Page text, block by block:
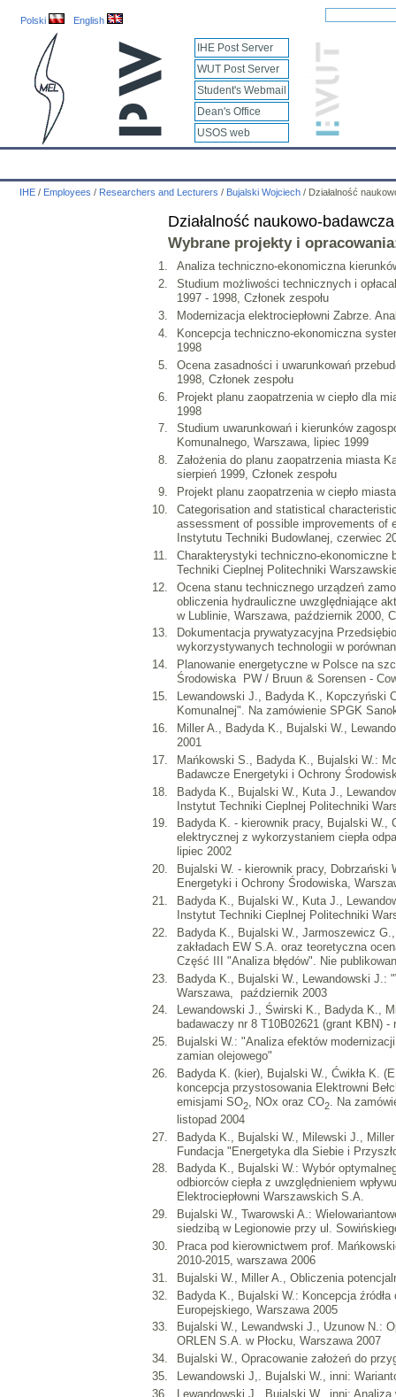
Polski English
IHE Post Server
WUT Post Server
Student's Webmail
Dean's Office
USOS web
IHE / Employees / Researchers and Lecturers / Bujalski Wojciech / Działalność
Działalność naukowo-badawcza
Wybrane projekty i
Analiza techniczno-ekonomiczna
Studium możliwości technicznych i
1997 - 1998, Członek zespołu
Modernizacja elektrociepłowni Zabrze.
Koncepcja techniczno-ekonomiczna
1998
Ocena zasadności i uwarunkowań
1998, Członek zespołu
Projekt planu zaopatrzenia w ciepło dla
1998
Studium uwarunkowań i kierunków
Komunalnego, Warszawa, lipiec 1999
Założenia do planu zaopatrzenia miasta
sierpień 1999, Członek zespołu
Projekt planu zaopatrzenia w ciepło
Categorisation and statistical
assessment of possible improvements of
Instytutu Techniki Budowlanej, czerwiec
Charakterystyki techniczno-ekonomiczne
Techniki Cieplnej Politechniki
Ocena stanu technicznego urządzeń
obliczenia hydrauliczne uwzględniające
w Lublinie, Warszawa, październik 2000,
Dokumentacja prywatyzacyjna
wykorzystywanych technologii w
Planowanie energetyczne w Polsce na
Środowiska PW / Bruun & Sorensen -
Lewandowski J., Badyda K., Kopczyński
Komunalnej". Na zamówienie SPGK
Miller A., Badyda K., Bujalski W.,
2001
Mańkowski S., Badyda K., Bujalski W.:
Badawcze Energetyki i Ochrony
Badyda K., Bujalski W., Kuta J.,
Instytut Techniki Cieplnej Politechniki
Badyda K. - kierownik pracy, Bujalski W.,
elektrycznej z wykorzystaniem ciepła
lipiec 2002
Bujalski W. - kierownik pracy, Dobrzański
Energetyki i Ochrony Środowiska,
Badyda K., Bujalski W., Kuta J.,
Instytut Techniki Cieplnej Politechniki
Badyda K., Bujalski W., Jarmoszewicz
zakładach EW S.A. oraz teoretyczna
Część III "Analiza błędów". Nie
Badyda K., Bujalski W., Lewandowski J.:
Warszawa, październik 2003
Lewandowski J., Świrski K., Badyda K.,
badawaczy nr 8 T10B02621 (grant KBN)
Bujalski W.: "Analiza efektów
zamian olejowego"
Badyda K. (kier), Bujalski W., Ćwikła K.
koncepcja przystosowania Elektrowni
emisjami SO2, NOx oraz CO2. Na
listopad 2004
Badyda K., Bujalski W., Milewski J., Miller
Fundacja "Energetyka dla Siebie i
Badyda K., Bujalski W.: Wybór
odbiorców ciepła z uwzględnieniem
Elektrociepłowni Warszawskich S.A.
Bujalski W., Twarowski A.:
siedzibą w Legionowie przy ul.
Praca pod kierownictwem prof.
2010-2015, warszawa 2006
Bujalski W., Miller A., Obliczenia
Badyda K., Bujalski W.: Koncepcja
Europejskiego, Warszawa 2005
Bujalski W., Lewandwski J., Uzunow N.:
ORLEN S.A. w Płocku, Warszawa 2007
Bujalski W., Opracowanie założeń do
Lewandowski J,. Bujalski W., inni:
Lewandowski J,. Bujalski W., inni: